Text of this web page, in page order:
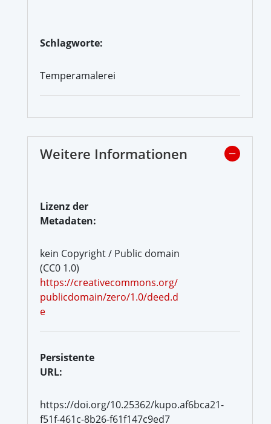
Schlagworte:
Temperamalerei
Weitere Informationen
Lizenz der
Metadaten:
kein Copyright / Public domain
(CC0 1.0)
https://creativecommons.org/
publicdomain/zero/1.0/deed.d
e
Persistente
URL:
https://doi.org/10.25362/kupo.af6bca21-
f51f-461c-8b26-f61f147c9ed7